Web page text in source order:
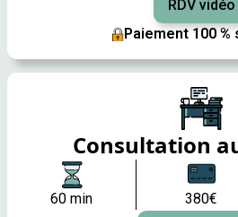
RDV vidéo
Paiement 100 %
Consultation
60 min 380€